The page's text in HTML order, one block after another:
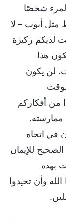
شخصًا
مثل أيوب – لا
لديكم ركيزة
هذا
لن يكون
من أفكاركم
في اتجاه
للإيمان
بهذه
وأن تحيدوا